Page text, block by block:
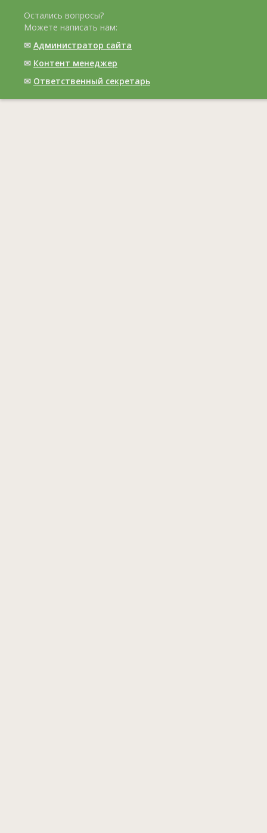
Остались вопросы?
Можете написать нам:
✉ Администратор сайта
✉ Контент менеджер
✉ Ответственный cекретарь